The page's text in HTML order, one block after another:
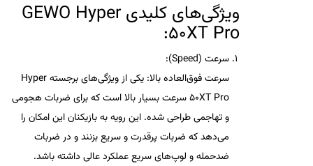
ویژگی‌های کلیدیGEWO Hyper
50XT Pro
:
سرعت (Speed)
:
سرعت فوق‌العاده بالا: یکی از ویژگی‌های برجستهHyper
50XT Proسرعت بسیار بالا است که برای ضربات هجومی
و تهاجمی طراحی شده. این رویه به بازیکنان این امکان را
می‌دهد که ضربات پرقدرت و سریع بزنند و در ضربات
ضدحملهو لوپ‌های سریععملکرد عالی داشته باشد.